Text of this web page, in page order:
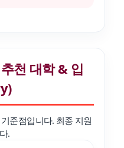
천 대학 & 입
준점입니다. 최종 지원
.